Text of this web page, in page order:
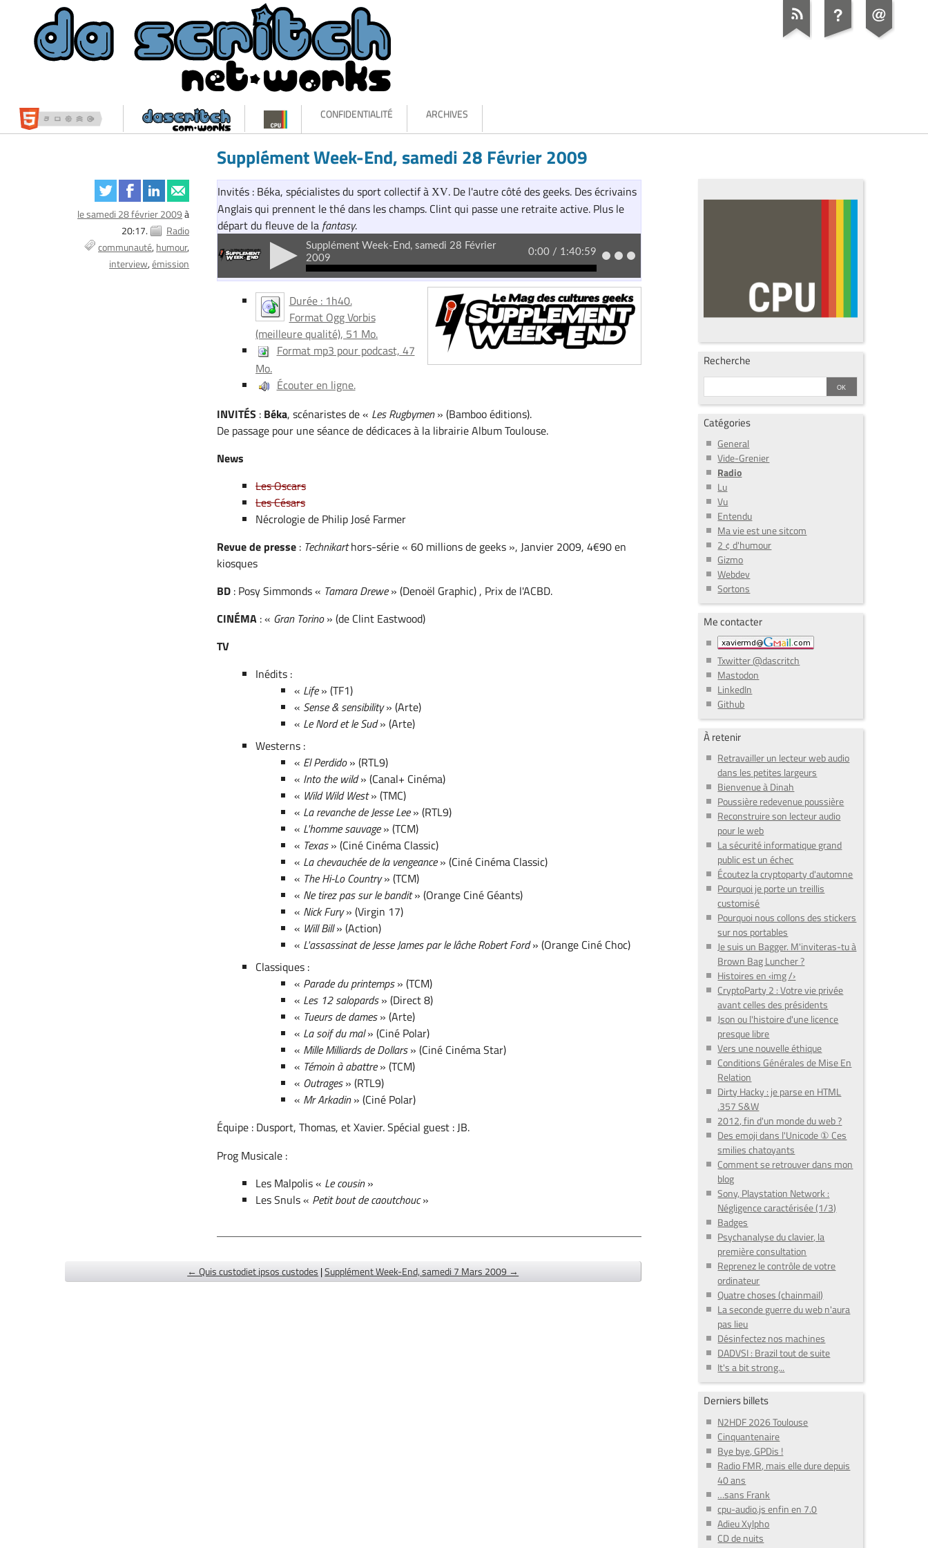
CONFIDENTIALITÉ ARCHIVES
Supplément Week-End, samedi 28 Février 2009
le samedi 28 février 2009à
20:17.
Radio
communauté humour
interview émission
Invités : Béka, spécialistes du sport collectif àXV. De l'autre côté des geeks. Des écrivains
Anglais qui prennent le thé dans les champs. Clint qui passe une retraite active. Plus le
départ du fleuve de la fantasy.
Durée : 1h40.
Format Ogg Vorbis
(meilleure qualité), 51 Mo.
Format mp3 pour podcast, 47
Mo.
Écouter en ligne.
INVITÉS : Béka, scénaristes de « Les Rugbymen» (Bamboo éditions).
De passage pour une séance de dédicaces à la librairie Album Toulouse.
News
Les Oscars
Les Césars
Nécrologie de Philip José Farmer
Revue de presse : Technikarthors-série « 60 millions de geeks », Janvier 2009, 4€90 en
kiosques
BD : Posy Simmonds « Tamara Drewe» (Denoël Graphic) , Prix de l'ACBD.
CINÉMA : « Gran Torino» (de Clint Eastwood)
TV
Inédits :
« Life» (TF1)
« Sense & sensibility» (Arte)
« Le Nord et le Sud» (Arte)
Westerns :
« El Perdido» (RTL9)
« Into the wild» (Canal+ Cinéma)
« Wild Wild West» (TMC)
« La revanche de Jesse Lee» (RTL9)
« L'homme sauvage» (TCM)
« Texas» (Ciné Cinéma Classic)
« La chevauchée de la vengeance» (Ciné Cinéma Classic)
« The Hi-Lo Country» (TCM)
« Ne tirez pas sur le bandit» (Orange Ciné Géants)
« Nick Fury» (Virgin 17)
« Will Bill» (Action)
« L'assassinat de Jesse James par le lâche Robert Ford» (Orange Ciné Choc)
Classiques :
« Parade du printemps» (TCM)
« Les 12 salopards» (Direct 8)
« Tueurs de dames» (Arte)
« La soif du mal» (Ciné Polar)
« Mille Milliards de Dollars» (Ciné Cinéma Star)
« Témoin à abattre» (TCM)
« Outrages» (RTL9)
« Mr Arkadin» (Ciné Polar)
Équipe : Dusport, Thomas, et Xavier. Spécial guest : JB.
Prog Musicale :
Les Malpolis « Le cousin»
Les Snuls « Petit bout de caoutchouc»
← Quis custodiet ipsos custodes |Supplément Week-End, samedi 7 Mars 2009 →
Recherche
Catégories
General
Vide-Grenier
Radio
Lu
Vu
Entendu
Ma vie est une sitcom
2 ¢ d'humour
Gizmo
Webdev
Sortons
Me contacter
Txwitter @dascritch
Mastodon
LinkedIn
Github
À retenir
Retravailler un lecteur web audio
dans les petites largeurs
Bienvenue à Dinah
Poussière redevenue poussière
Reconstruire son lecteur audio
pour le web
La sécurité informatique grand
public est un échec
Écoutez la cryptoparty d'automne
Pourquoi je porte un treillis
customisé
Pourquoi nous collons des stickers
sur nos portables
Je suis un Bagger. M'inviteras-tu à
Brown Bag Luncher ?
Histoires en ‹img /›
CryptoParty 2 : Votre vie privée
avant celles des présidents
Json ou l'histoire d'une licence
presque libre
Vers une nouvelle éthique
Conditions Générales de Mise En
Relation
Dirty Hacky : je parse en HTML
.357 S&W
2012, fin d'un monde du web ?
Des emoji dans l'Unicode ① Ces
smilies chatoyants
Comment se retrouver dans mon
blog
Sony, Playstation Network :
Négligence caractérisée (1/3)
Badges
Psychanalyse du clavier, la
première consultation
Reprenez le contrôle de votre
ordinateur
Quatre choses (chainmail)
La seconde guerre du web n'aura
pas lieu
Désinfectez nos machines
DADVSI : Brazil tout de suite
It's a bit strong...
Derniers billets
N2HDF 2026 Toulouse
Cinquantenaire
Bye bye, GPDis !
Radio FMR, mais elle dure depuis
40 ans
…sans Frank
cpu-audio.js enfin en 7.0
Adieu Xylpho
CD de nuits